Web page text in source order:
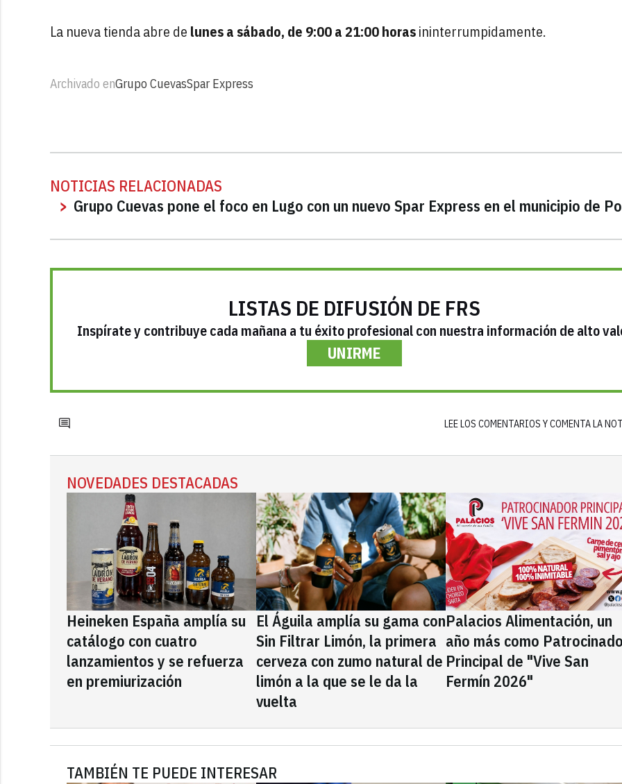
La nueva tienda abre de lunes a sábado, de 9:00 a 21:00 horasininterrumpidamente.
Archivado enGrupo CuevasSpar Express
NOTICIAS RELACIONADAS
Grupo Cuevas pone el foco en Lugo con un nuevo Spar Express en el municipio de
LISTAS DE DIFUSIÓN DE FRS
Inspírate y contribuye cada mañana a tu éxito profesional con nuestra información de alto
UNIRME
LEE LOS COMENTARIOS Y COMENTA LA
NOVEDADES DESTACADAS
Heineken España amplía su
catálogo con cuatro
lanzamientos y se refuerza
en premiurización
El Águila amplía su gama con
Sin Filtrar Limón, la primera
cerveza con zumo natural de
limón a la que se le da la
vuelta
Palacios Alimentación, un
año más como
Principal de "Vive San
Fermín 2026"
TAMBIÉN TE PUEDE INTERESAR